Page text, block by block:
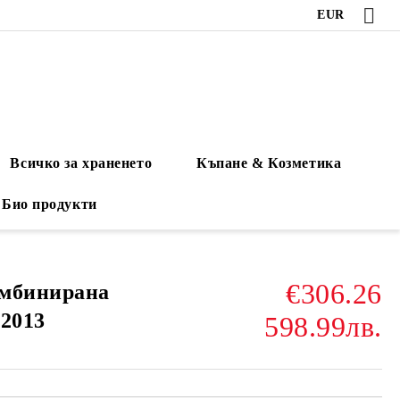
EUR
Всичко за храненето Къпане & Козметика
Био продукти
€306.26
598.99лв.